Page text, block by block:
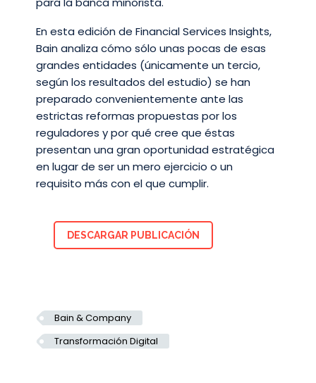
En esta edición de Financial Services Insights,
Bain analiza cómo sólo unas pocas de esas
grandes entidades (únicamente un tercio,
según los resultados del estudio) se han
preparado convenientemente ante las
estrictas reformas propuestas por los
reguladores y por qué cree que éstas
presentan una gran oportunidad estratégica
en lugar de ser un mero ejercicio o un
requisito más con el que cumplir.
DESCARGAR PUBLICACIÓN
Bain & Company
Transformación Digital